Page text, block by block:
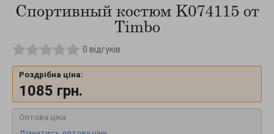
Спортивный костюм K074115 от
Timbo
0 відгуків
Роздрібна ціна:
1085 грн.
Оптова ціна: